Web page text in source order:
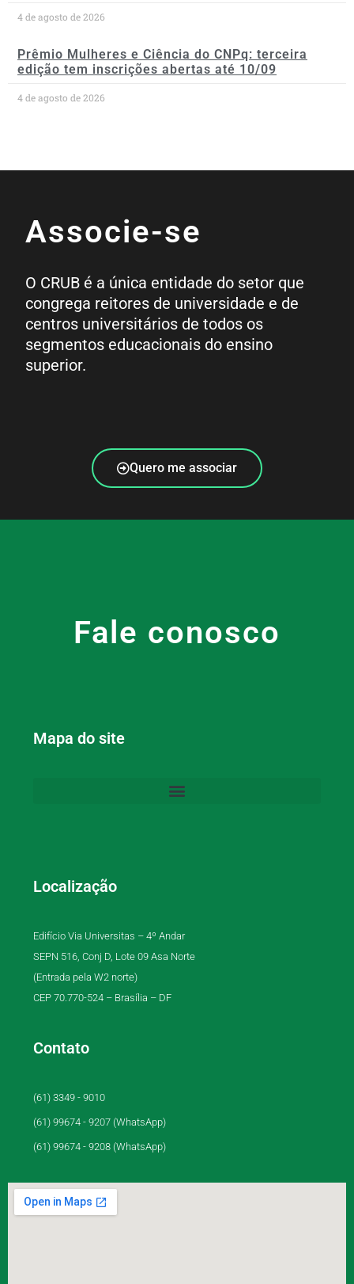
4 de agosto de 2026
Prêmio Mulheres e Ciência do CNPq: terceira
edição tem inscrições abertas até 10/09
4 de agosto de 2026
Associe-se
O CRUB é a única entidade do setor que
congrega reitores de universidade e de
centros universitários de todos os
segmentos educacionais do ensino
superior.
Quero me associar
Fale conosco
Mapa do site
Localização
Edifício Via Universitas – 4º Andar
SEPN 516, Conj D, Lote 09 Asa Norte
(Entrada pela W2 norte)
CEP 70.770-524 – Brasília – DF
Contato
(61) 3349 - 9010
(61) 99674 - 9207 (WhatsApp)
(61) 99674 - 9208 (WhatsApp)